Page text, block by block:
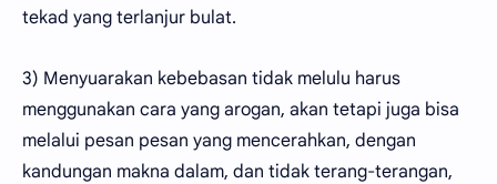
tekad yang terlanjur bulat.
3) Menyuarakan kebebasan tidak melulu harus
menggunakan cara yang arogan, akan tetapi juga bisa
melalui pesan pesan yang mencerahkan, dengan
kandungan makna dalam, dan tidak terang-terangan,